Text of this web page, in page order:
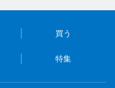
買う
特集